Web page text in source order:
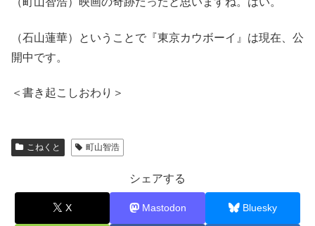
（石山蓮華）ということで『東京カウボーイ』は現在、公
開中です。
＜書き起こしおわり＞
こねくと 町山智浩
シェアする
X Mastodon Bluesky